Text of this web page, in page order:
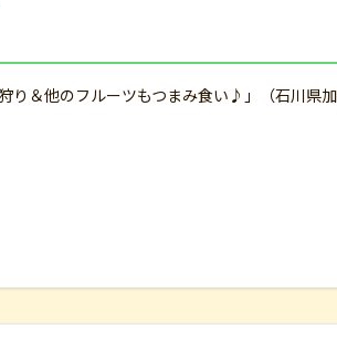
り＆他のフルーツもつまみ食い♪」（石川県